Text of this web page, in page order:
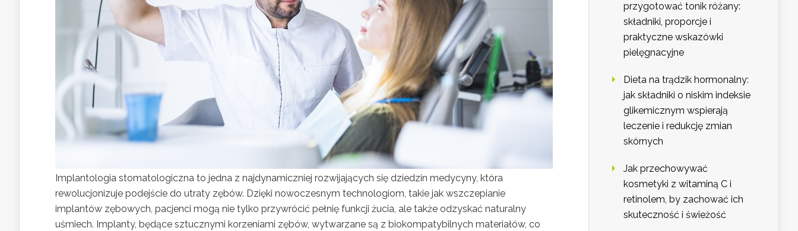
Implantologia stomatologiczna to jedna z najdynamiczniej rozwijających się dziedzin medycyny, która
rewolucjonizuje podejście do utraty zębów. Dzięki nowoczesnym technologiom, takie jak wszczepianie
implantów zębowych, pacjenci mogą nie tylko przywrócić pełnię funkcji żucia, ale także odzyskać naturalny
uśmiech. Implanty, będące sztucznymi korzeniami zębów, wytwarzane są z biokompatybilnych materiałów, co
przygotować tonik różany:
składniki, proporcje i
praktyczne wskazówki
pielęgnacyjne
Dieta na trądzik hormonalny:
jak składniki o niskim indeksie
glikemicznym wspierają
leczenie i redukcję zmian
skórnych
Jak przechowywać
kosmetyki z witaminą C i
retinolem, by zachować ich
skuteczność i świeżość